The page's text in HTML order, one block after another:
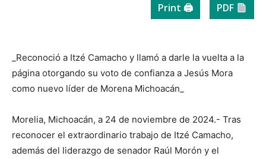
Print 🖨 PDF
_Reconoció a Itzé Camacho y llamó a darle la vuelta a la
página otorgando su voto de confianza a Jesús Mora
como nuevo líder de Morena Michoacán_
Morelia, Michoacán, a 24 de noviembre de 2024.- Tras
reconocer el extraordinario trabajo de Itzé Camacho,
además del liderazgo de senador Raúl Morón y el